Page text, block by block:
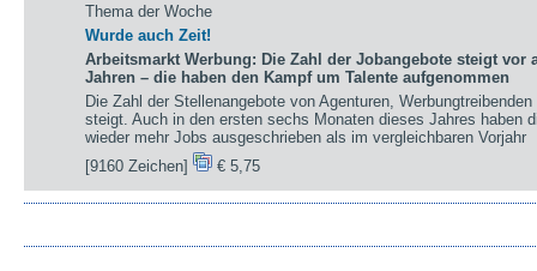
Thema der Woche
Wurde auch Zeit!
Arbeitsmarkt Werbung: Die Zahl der Jobangebote steigt vor
Jahren – die haben den Kampf um Talente aufgenommen
Die Zahl der Stellenangebote von Agenturen,
steigt. Auch in den ersten sechs Monaten dieses Jahres haben
wieder mehr Jobs ausgeschrieben als im vergleichbaren Vorjahr
[9160 Zeichen]
€ 5,75